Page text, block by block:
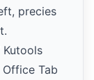
precies
Tab